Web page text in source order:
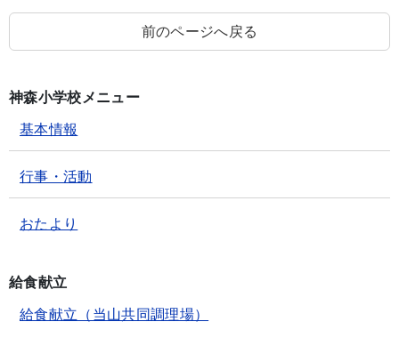
前のページへ戻る
神森小学校メニュー
基本情報
行事・活動
おたより
給食献立
給食献立（当山共同調理場）